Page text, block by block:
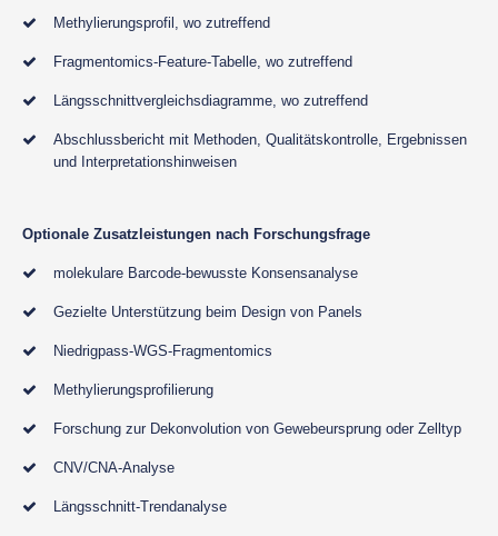
Methylierungsprofil, wo zutreffend
Fragmentomics-Feature-Tabelle, wo zutreffend
Längsschnittvergleichsdiagramme, wo zutreffend
Abschlussbericht mit Methoden, Qualitätskontrolle, Ergebnissen
und Interpretationshinweisen
Optionale Zusatzleistungen nach Forschungsfrage
molekulare Barcode-bewusste Konsensanalyse
Gezielte Unterstützung beim Design von Panels
Niedrigpass-WGS-Fragmentomics
Methylierungsprofilierung
Forschung zur Dekonvolution von Gewebeursprung oder Zelltyp
CNV/CNA-Analyse
Längsschnitt-Trendanalyse